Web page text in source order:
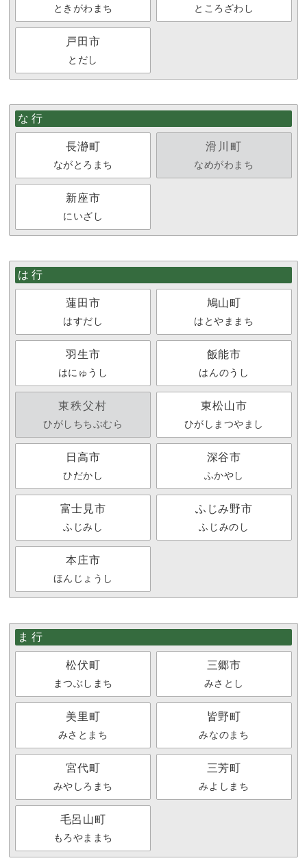
ときがわまち ところざわし
戸田市
とだし
な行
長瀞町
ながとろまち
滑川町
なめがわまち
新座市
にいざし
は行
蓮田市
はすだし
鳩山町
はとやままち
羽生市
はにゅうし
飯能市
はんのうし
東秩父村
ひがしちちぶむら
東松山市
ひがしまつやまし
日高市
ひだかし
深谷市
ふかやし
富士見市
ふじみし
ふじみ野市
ふじみのし
本庄市
ほんじょうし
ま行
松伏町
まつぶしまち
三郷市
みさとし
美里町
みさとまち
皆野町
みなのまち
宮代町
みやしろまち
三芳町
みよしまち
毛呂山町
もろやままち